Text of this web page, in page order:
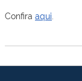
Confira aqui